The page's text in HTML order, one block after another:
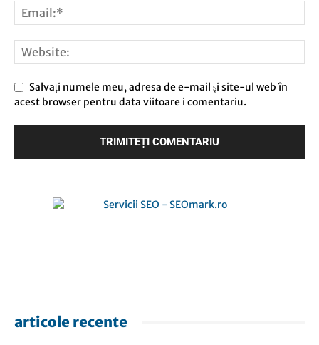
Salvați numele meu, adresa de e-mail și site-ul web în
acest browser pentru data viitoare i comentariu.
articole recente